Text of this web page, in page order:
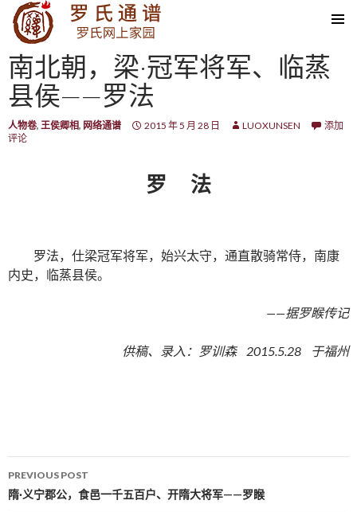
SKIP TO CONTENT
南北朝，梁·冠军将军、临蒸
县侯——罗法
人物卷, 王侯卿相, 网络通谱 2015 年 5 月 28 日 LUOXUNSEN
添加
评论
罗 法
罗法，仕梁冠军将军，始兴太守，通直散骑常侍，南康
内史，临蒸县侯。
——据罗睺传记
供稿、录入：罗训森 2015.5.28 于福州
Post navigation
PREVIOUS POST
隋·义宁郡公，食邑一千五百户、开隋大将军——罗睺